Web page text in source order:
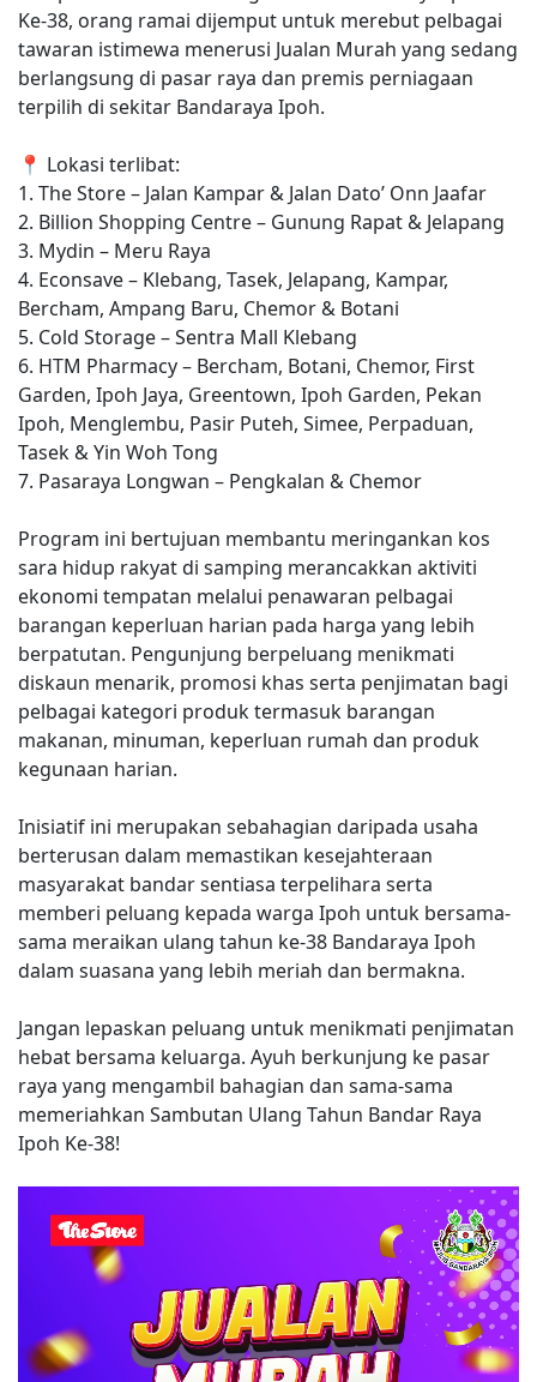
Ke-38, orang ramai dijemput untuk merebut pelbagai
tawaran istimewa menerusi Jualan Murah yang sedang
berlangsung di pasar raya dan premis perniagaan
terpilih di sekitar Bandaraya Ipoh.
📍 Lokasi terlibat:
1. The Store – Jalan Kampar & Jalan Dato’ Onn Jaafar
2. Billion Shopping Centre – Gunung Rapat & Jelapang
3. Mydin – Meru Raya
4. Econsave – Klebang, Tasek, Jelapang, Kampar,
Bercham, Ampang Baru, Chemor & Botani
5. Cold Storage – Sentra Mall Klebang
6. HTM Pharmacy – Bercham, Botani, Chemor, First
Garden, Ipoh Jaya, Greentown, Ipoh Garden, Pekan
Ipoh, Menglembu, Pasir Puteh, Simee, Perpaduan,
Tasek & Yin Woh Tong
7. Pasaraya Longwan – Pengkalan & Chemor
Program ini bertujuan membantu meringankan kos
sara hidup rakyat di samping merancakkan aktiviti
ekonomi tempatan melalui penawaran pelbagai
barangan keperluan harian pada harga yang lebih
berpatutan. Pengunjung berpeluang menikmati
diskaun menarik, promosi khas serta penjimatan bagi
pelbagai kategori produk termasuk barangan
makanan, minuman, keperluan rumah dan produk
kegunaan harian.
Inisiatif ini merupakan sebahagian daripada usaha
berterusan dalam memastikan kesejahteraan
masyarakat bandar sentiasa terpelihara serta
memberi peluang kepada warga Ipoh untuk bersama-
sama meraikan ulang tahun ke-38 Bandaraya Ipoh
dalam suasana yang lebih meriah dan bermakna.
Jangan lepaskan peluang untuk menikmati penjimatan
hebat bersama keluarga. Ayuh berkunjung ke pasar
raya yang mengambil bahagian dan sama-sama
memeriahkan Sambutan Ulang Tahun Bandar Raya
Ipoh Ke-38!